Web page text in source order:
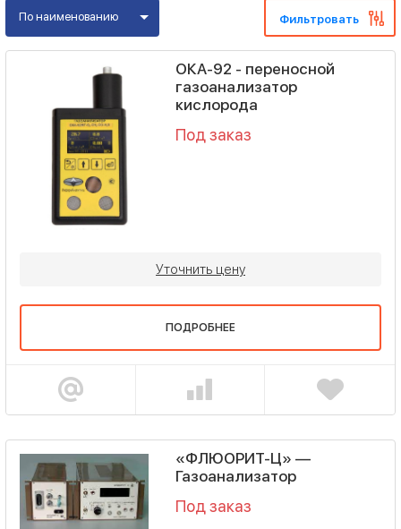
По наименованию Фильтровать
ОКА-92 - переносной
газоанализатор
кислорода
Под заказ
Уточнить цену
ПОДРОБНЕЕ
«ФЛЮОРИТ-Ц» —
Газоанализатор
Под заказ